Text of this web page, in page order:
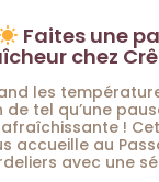
Faites une
chez
les
de tel qu’une
! Cet
accueille au
avec une